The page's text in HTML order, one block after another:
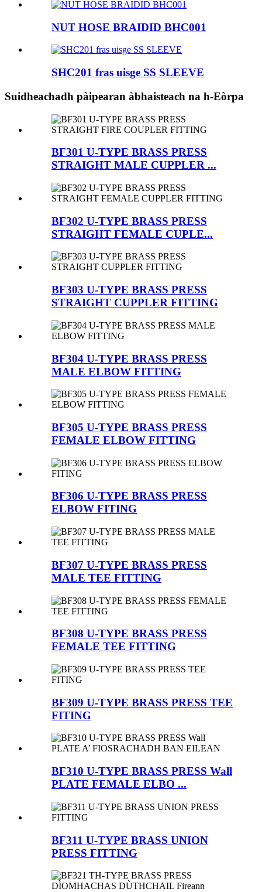
NUT HOSE BRAIDID BHC001
SHC201 fras uisge SS SLEEVE
Suidheachadh pàipearan àbhaisteach na h-Eòrpa
BF301 U-TYPE BRASS PRESS
STRAIGHT MALE CUPPLER ...
BF302 U-TYPE BRASS PRESS
STRAIGHT FEMALE CUPLE...
BF303 U-TYPE BRASS PRESS
STRAIGHT CUPPLER FITTING
BF304 U-TYPE BRASS PRESS
MALE ELBOW FITTING
BF305 U-TYPE BRASS PRESS
FEMALE ELBOW FITTING
BF306 U-TYPE BRASS PRESS
ELBOW FITING
BF307 U-TYPE BRASS PRESS
MALE TEE FITTING
BF308 U-TYPE BRASS PRESS
FEMALE TEE FITTING
BF309 U-TYPE BRASS PRESS TEE
FITING
BF310 U-TYPE BRASS PRESS Wall
PLATE FEMALE ELBO ...
BF311 U-TYPE BRASS UNION
PRESS FITTING